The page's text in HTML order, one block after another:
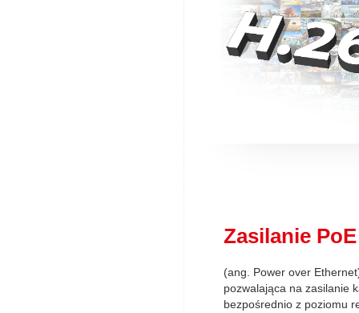
Zasilanie PoE
(ang. Power over
pozwalająca na zasilanie
bezpośrednio z poziomu